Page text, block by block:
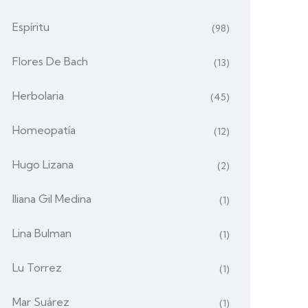
Espíritu (98)
Flores De Bach (13)
Herbolaria (45)
Homeopatía (12)
Hugo Lizana (2)
Iliana Gil Medina (1)
Lina Bulman (1)
Lu Torrez (1)
Mar Suárez (1)